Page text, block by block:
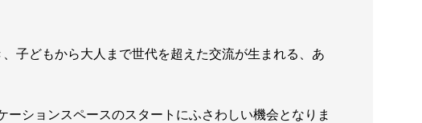
子どもから大人まで世代を超えた交流が生まれる、あ
ションスペースのスタートにふさわしい機会となりま